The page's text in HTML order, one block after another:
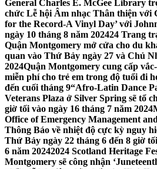
General Charles E. McGee Library
chức Lễ hội Âm nhạc Thân thiện với
for the Record-A Vinyl Day’ với
ngày 10 tháng 8 năm 202424 Trang
Quận Montgomery mở cửa cho du
quan vào Thứ Bảy ngày 27 và Chủ
2024Quận Montgomery cung cấp vắc-
miễn phí cho trẻ em trong độ tuổi đi
đến cuối tháng 9“Afro-Latin Dance
Veterans Plaza ở Silver Spring sẽ tổ
giờ tối vào ngày 16 tháng 7 năm 2024
Office of Emergency Management
Thông Báo về nhiệt độ cực kỳ nguy
Thứ Bảy ngày 22 tháng 6 đến 8 giờ
6 năm 20242024 Scotland Heritage
Montgomery sẽ công nhận